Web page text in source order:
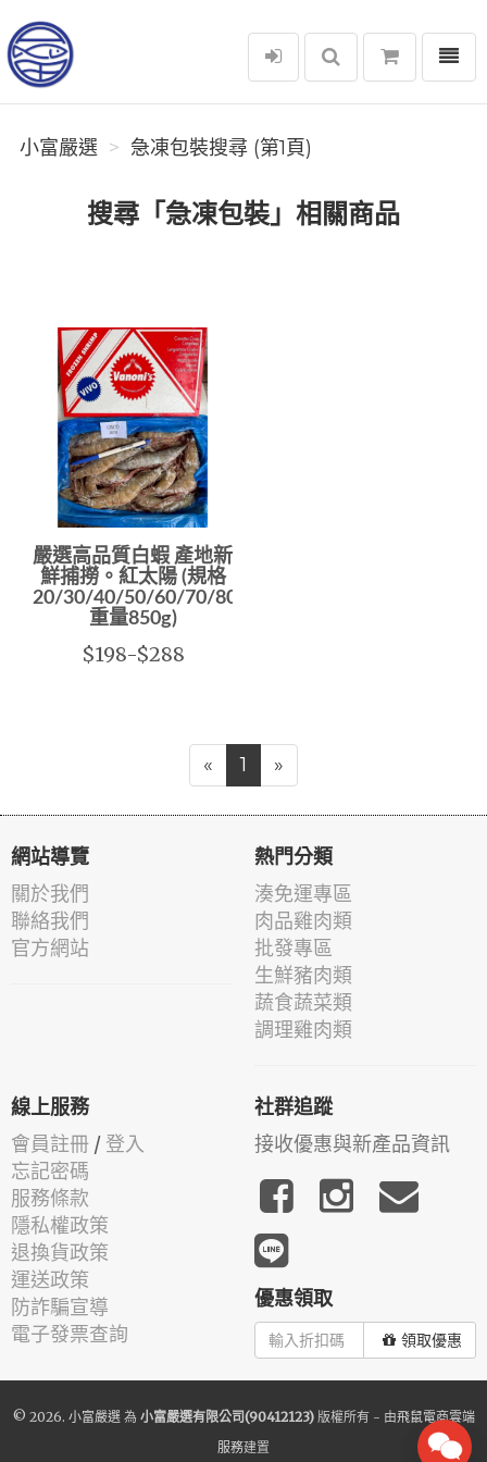
小富嚴選
選單
小富嚴選 急凍包裝搜尋 (第1頁)
搜尋「急凍包裝」相關商品
嚴選高品質白蝦 產地新
鮮捕撈。紅太陽 (規格
20/30/40/50/60/70/80/100/
重量850g)
$198-$288
« 1 »
網站導覽
關於我們
聯絡我們
官方網站
熱門分類
湊免運專區
肉品雞肉類
批發專區
生鮮豬肉類
蔬食蔬菜類
調理雞肉類
線上服務
會員註冊 / 登入
忘記密碼
服務條款
隱私權政策
退換貨政策
運送政策
防詐騙宣導
電子發票查詢
社群追蹤
接收優惠與新產品資訊
優惠領取
領取優惠
© 2026. 小富嚴選為 小富嚴選有限公司(90412123)版權所有 - 由飛鼠電商雲端
服務建置